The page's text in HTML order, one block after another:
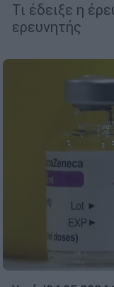
Τι έδειξε η
ερευνητής